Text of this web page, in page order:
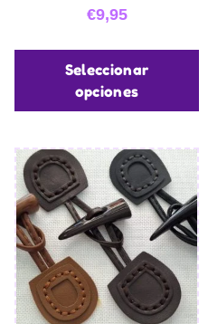
€9,95
Seleccionar
opciones